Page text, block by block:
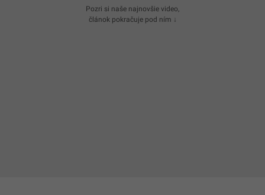
Pozri si naše najnovšie video,
článok pokračuje pod ním ↓